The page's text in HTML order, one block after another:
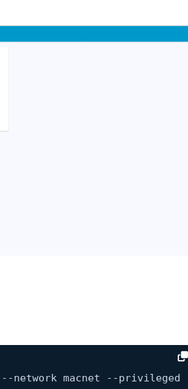
network macnet --privileged